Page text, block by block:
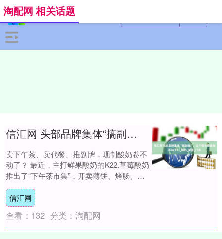
淘配网 相关话题
信汇网 头部品牌集体“搞副业”，这个餐饮赛道卷不动了？_酸奶_草莓_门店
卖下午茶、卖代餐、推副牌，现制酸奶卷不
动了？ 最近，主打鲜果酸奶的K22.草莓酸奶
推出了“下午茶市集”，开卖薄饼、烤肠、土
豆包等小吃美食。 这些原本属于街边摊的....
信汇网
查看： 132 分类： 淘配网